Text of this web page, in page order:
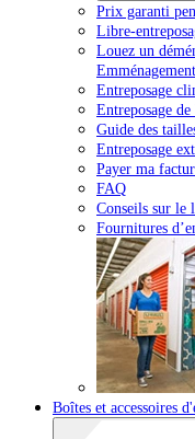
Prix garanti
Libre-
Louez un
Entreposage
Entreposage
Guide des
Entreposage
Payer ma
FAQ
Conseils sur le
Fournitures
Boîtes et accessoires